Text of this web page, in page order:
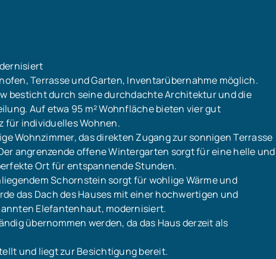
Terrasse und Garten, Inventarübernahme möglich.
besticht durch seine durchdachte Architektur und die
Auf etwa 95 m² Wohnfläche bieten vier gut
für individuelles Wohnen.
Wohnzimmer, das direkten Zugang zur sonnigen Terrasse
angrenzende offene Wintergarten sorgt für eine helle und
Ort für entspannende Stunden.
Schornstein sorgt für wohlige Wärme und
das Dach des Hauses mit einer hochwertigen und
Elefantenhaut, modernisiert.
übernommen werden, da das Haus derzeit als
und liegt zur Besichtigung bereit.